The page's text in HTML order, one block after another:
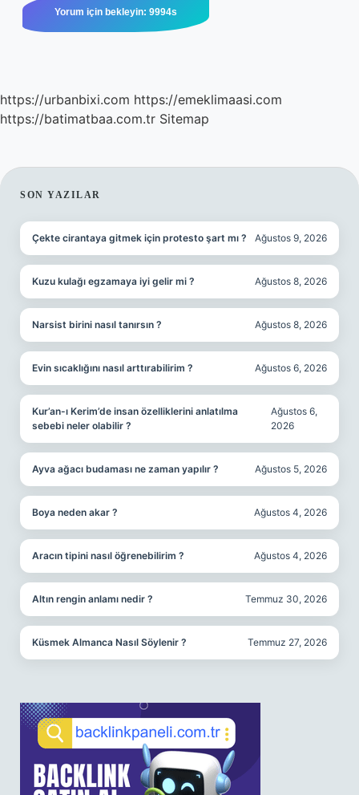
https://urbanbixi.com https://emeklimaasi.com
https://batimatbaa.com.tr Sitemap
SIDEBAR
SON YAZILAR
Çekte cirantaya gitmek için protesto şart mı ? Ağustos 9, 2026
Kuzu kulağı egzamaya iyi gelir mi ? Ağustos 8, 2026
Narsist birini nasıl tanırsın ? Ağustos 8, 2026
Evin sıcaklığını nasıl arttırabilirim ? Ağustos 6, 2026
Kur’an-ı Kerim’de insan özelliklerini anlatılma
sebebi neler olabilir ?
Ağustos 6,
2026
Ayva ağacı budaması ne zaman yapılır ? Ağustos 5, 2026
Boya neden akar ? Ağustos 4, 2026
Aracın tipini nasıl öğrenebilirim ? Ağustos 4, 2026
Altın rengin anlamı nedir ? Temmuz 30, 2026
Küsmek Almanca Nasıl Söylenir ? Temmuz 27, 2026